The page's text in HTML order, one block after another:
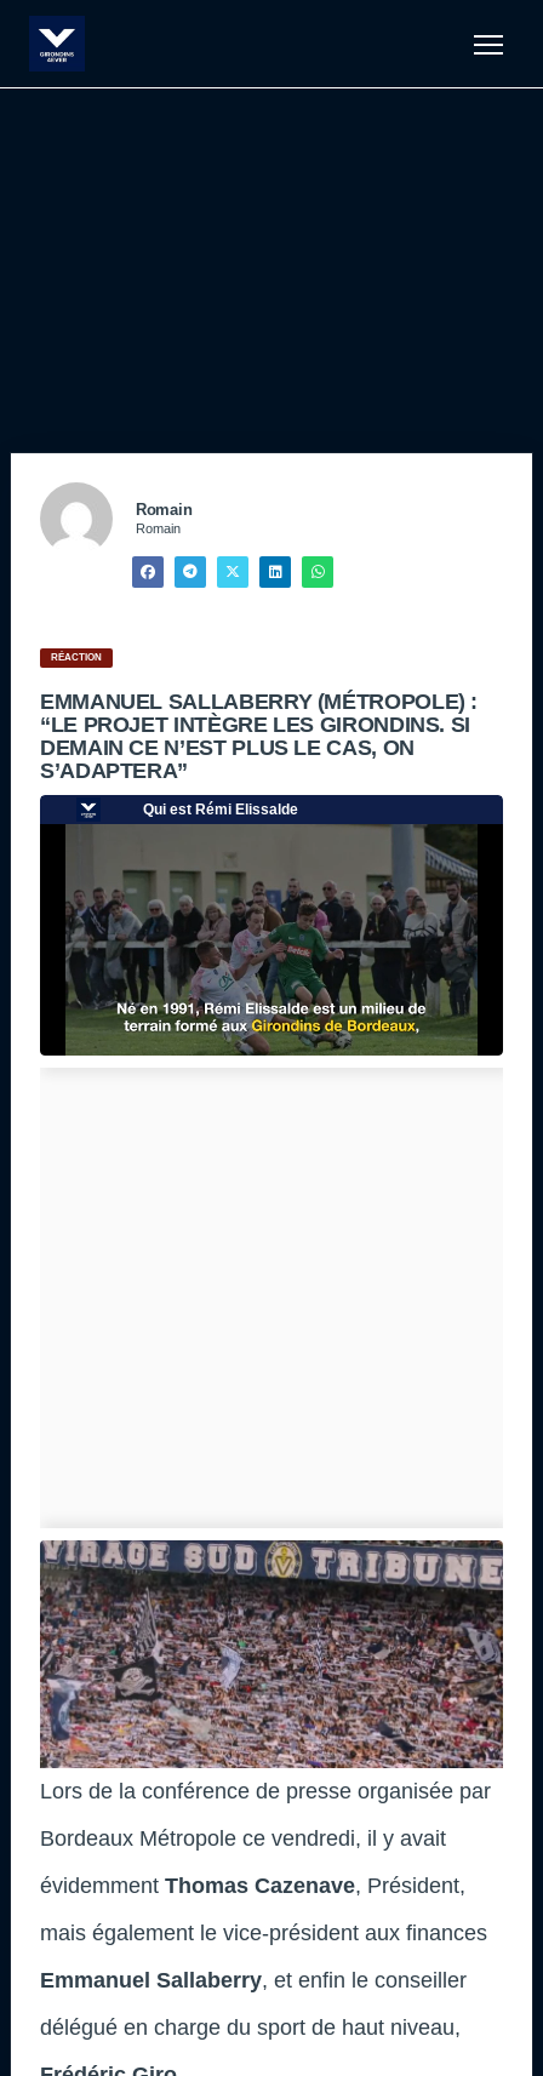
Romain
Romain
RÉACTION
EMMANUEL SALLABERRY (MÉTROPOLE) :
“LE PROJET INTÈGRE LES GIRONDINS. SI
DEMAIN CE N’EST PLUS LE CAS, ON
S’ADAPTERA”
Lors de la conférence de presse organisée par
Bordeaux Métropole ce vendredi, il y avait
évidemment Thomas Cazenave, Président,
mais également le vice-président aux finances
Emmanuel Sallaberry, et enfin le conseiller
délégué en charge du sport de haut niveau,